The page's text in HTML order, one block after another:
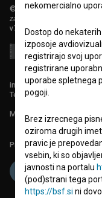
© 2018-2026, Filmoteka,
zavod za širjenje filmske
v7.151.0
info@filmoteka.si
Tehnična pomoč:
Mednarodna številka ISSN
Projekt sofinancira:
nekomercialno
Dostop do
izposoje
registrirajo svoj
registrirane
uporabe spletnega
pogoji.
Brez izrecnega
oziroma drugih
pravic je
vsebin, ki so
javnosti na portalu
(pod)strani tega
https://bsf.si ni